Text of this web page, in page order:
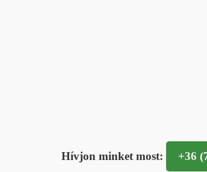
Hívjon minket most: +36